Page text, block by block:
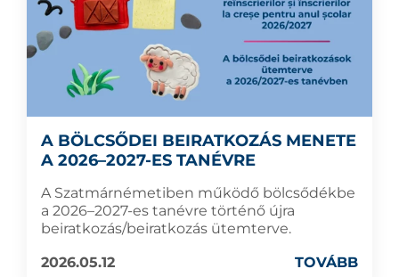
A BÖLCSŐDEI BEIRATKOZÁS MENETE
A 2026–2027-ES TANÉVRE
A Szatmárnémetiben működő bölcsődékbe
a 2026–2027-es tanévre történő újra
beiratkozás/beiratkozás ütemterve.
2026.05.12
TOVÁBB